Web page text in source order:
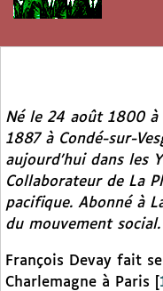
Né le 24 août 1800 à
1887 à Condé-sur-
aujourd’hui dans les
Collaborateur de La
pacifique. Abonné à
du mouvement social.
François Devay fait
Charlemagne à Paris